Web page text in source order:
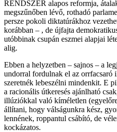
RENDSZER alapos reformja,
megszűnőben lévő, rothadó
persze pokoli diktatúrákhoz
korábban – , de újfajta
utóbbinak csupán eszmei alapjai
alig.
Ebben a helyzetben – sajnos – a
undorral fordulnak el az orrfacsaró
szeretnék lebeszélni mindenkit. E
a racionális útkeresés ajánlható
illúziókkal való kíméletlen
állítani, hogy válságunkra kész,
lennének, roppantul csábító, de
kockázatos.